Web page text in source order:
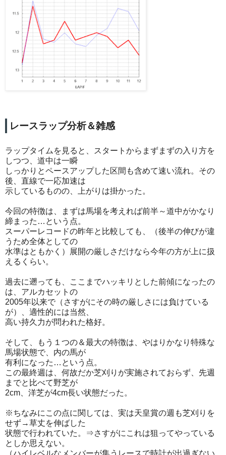
レースラップ分析＆雑感
ラップタイムを見ると、スタートからまずまずの入り方を
しつつ、道中は一瞬
しっかりとペースアップした区間も含めて速い流れ。その
後、直線で一応加速は
示しているものの、上がりは掛かった。
今回の特徴は、まずは馬場を考えれば前半～道中がかなり
締まった…という点。
スーパーレコードの昨年と比較しても、（後半の伸びが違
うため全体としての
水準はともかく）展開の厳しさだけなら今年の方が上に扱
えるくらい。
過去に遡っても、ここまでハッキリとした前傾になったの
は、アルカセットの
2005年以来で（さすがにその時の厳しさには負けている
が）、適性的には当然、
高い持久力が問われた格好。
そして、もう１つの＆最大の特徴は、やはりかなり特殊な
馬場状態で、内の馬が
有利になった…という点。
この最終週は、何故だか芝刈りが実施されておらず、先週
までと比べて野芝が
2cm、洋芝が4cm長い状態だった。
※ちなみにこの点に関しては、実は天皇賞の週も芝刈りを
せず→草丈を伸ばした
状態で行われていた。⇒さすがにこれは狙ってやっている
としか思えない。
（ハイレベルなメンバーが集うレースで時計が出過ぎない